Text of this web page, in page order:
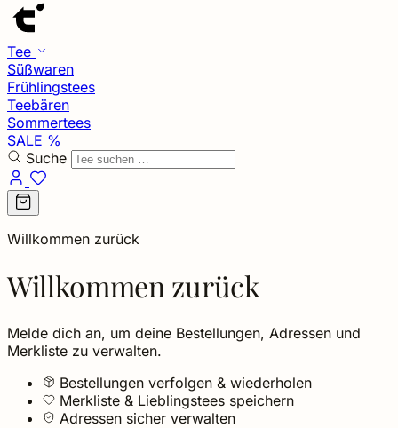
Tee
Süßwaren
Frühlingstees
Teebären
Sommertees
SALE %
Suche
Willkommen zurück
Willkommen zurück
Melde dich an, um deine Bestellungen, Adressen und
Merkliste zu verwalten.
Bestellungen verfolgen & wiederholen
Merkliste & Lieblingstees speichern
Adressen sicher verwalten